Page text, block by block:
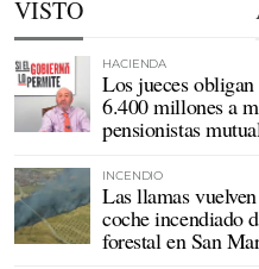
VISTO
HACIENDA
Los jueces
6.400 millones a
pensionistas
INCENDIO
Las llamas
coche incendiado
forestal en San